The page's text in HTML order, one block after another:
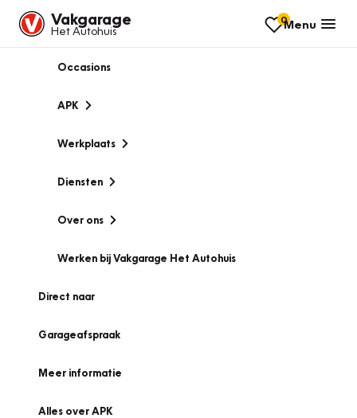
Vakgarage
Het Autohuis
0Menu
Occasions
APK
Werkplaats
Diensten
Over ons
Werken bij Vakgarage Het Autohuis
Direct naar
Garageafspraak
Meer informatie
Alles over APK